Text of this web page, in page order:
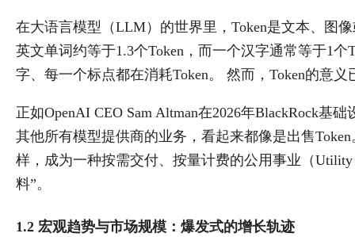
在大语言模型（LLM）的世界里，Token是文本、图
英文单词约等于1.3个Token，而一个汉字通常等于1
字、每一个标点都在消耗Token。 然而，Token的意
正如OpenAI CEO Sam Altman在2026年BlackRock基
其他所有模型提供商的业务，看起来都像是出售
样，成为一种按需交付、按量计费的公用事业（
料”。
1.2 宏观趋势与市场规模：爆发式的增长轨迹